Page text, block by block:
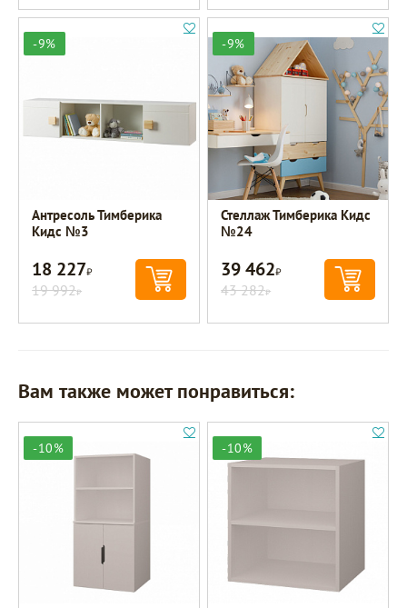
-9%
Антресоль Тимберика
Кидс №3
18 227Р
19 992Р
-9%
Стеллаж Тимберика Кидс
№24
39 462Р
43 282Р
Вам также может понравиться:
-10% -10%